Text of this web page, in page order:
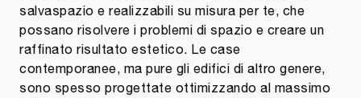
salvaspazio e realizzabili su misura per te, che
possano risolvere i problemi di spazio e creare un
raffinato risultato estetico. Le case
contemporanee, ma pure gli edifici di altro genere,
sono spesso progettate ottimizzando al massimo